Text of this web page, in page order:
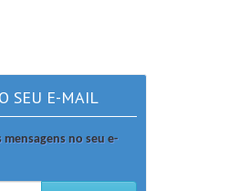
SEU E-MAIL
mensagens no seu e-